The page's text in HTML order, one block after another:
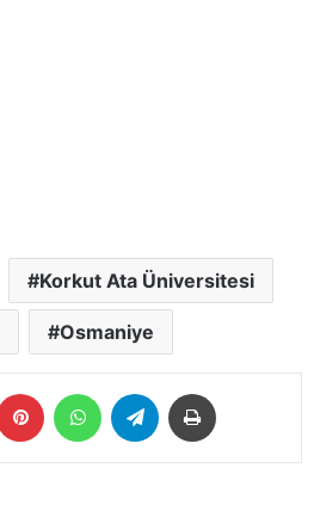
Korkut Ata Üniversitesi
Osmaniye